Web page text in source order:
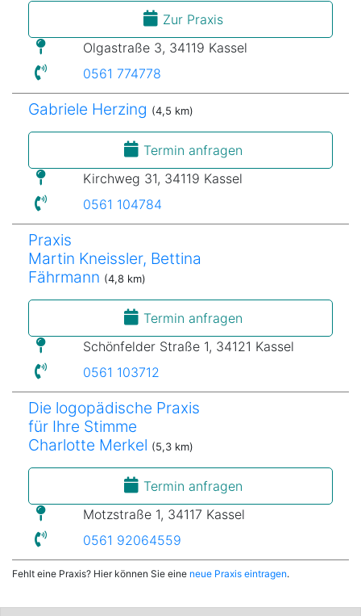
Zur Praxis
Olgastraße 3, 34119 Kassel
0561 774778
Gabriele Herzing (4,5 km)
Termin anfragen
Kirchweg 31, 34119 Kassel
0561 104784
Praxis
Martin Kneissler, Bettina
Fährmann (4,8 km)
Termin anfragen
Schönfelder Straße 1, 34121 Kassel
0561 103712
Die logopädische Praxis
für Ihre Stimme
Charlotte Merkel (5,3 km)
Termin anfragen
Motzstraße 1, 34117 Kassel
0561 92064559
Fehlt eine Praxis? Hier können Sie eine neue Praxis eintragen.